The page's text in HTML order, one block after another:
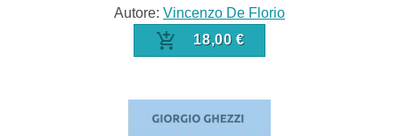
Autore: Vincenzo De Florio
18,00 €